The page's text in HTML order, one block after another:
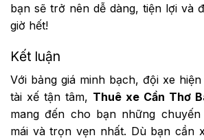
bạn sẽ trở nên dễ dàng, tiện lợi và
giờ hết!
Kết luận
Với bảng giá minh bạch, đội xe
tài xế tận tâm, Thuê xe Cần Thơ
mang đến cho bạn những
mái và trọn vẹn nhất. Dù bạn cần